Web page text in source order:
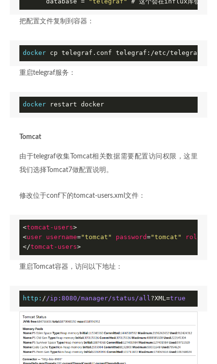
把配置文件复制到容器：
docker cp telegraf.conf telegraf:/etc/telegraf/
重启telegraf服务：
docker restart docker
Tomcat
由于telegraf收集Tomcat相关数据需要配置访问权限，这里
我们选择Tomcat7做配置说明。
修改位于conf下的tomcat-users.xml文件：
<tomcat-users>
<user username="tomcat" password="tomcat" roles
</tomcat-users>
重启Tomcat容器，访问以下地址：
http: //ip:8080/manager/status/all?XML=true